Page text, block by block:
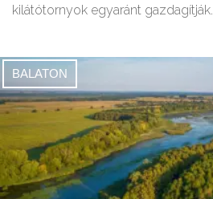
kilátótornyok egyaránt gazdagítják.
BALATON